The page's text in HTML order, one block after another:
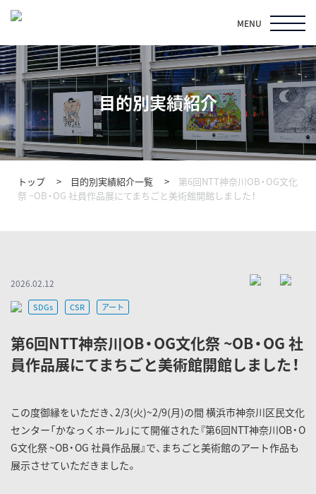
MENU
目的別実績紹介
トップ 目的別実績紹介一覧
第6回NTT神奈川OB・OG文化
祭 ~OB・OG 社員作品展にてまちごと美術館開館しました！
2026.02.12
SDGs CSR アート
第6回NTT神奈川OB・OG文化祭 ~OB・OG 社
員作品展にてまちごと美術館開館しました！
この度御縁をいただき、2/3(火)~2/9(月)の間 横浜市神奈川区民文化
センター「かなっくホール」にて開催された『第6回NTT神奈川OB・O
G文化祭 ~OB・OG 社員作品展』で、まちごと美術館のアート作品も
展示させていただきました。